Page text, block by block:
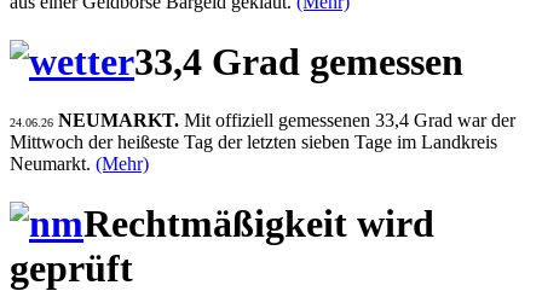
33,4 Grad gemessen
24.06.26 NEUMARKT. Mit offiziell gemessenen 33,4 Grad war der
Mittwoch der heißeste Tag der letzten sieben Tage im Landkreis
Neumarkt. (Mehr)
Rechtmäßigkeit wird
geprüft